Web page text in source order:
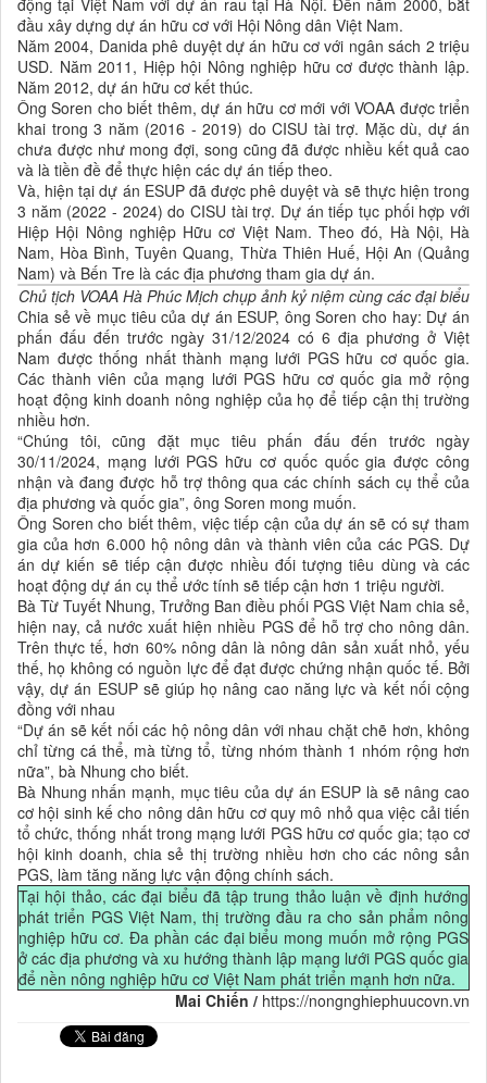
động tại Việt Nam với dự án rau tại Hà Nội. Đến năm 2000, bắt
đầu xây dựng dự án hữu cơ với Hội Nông dân Việt Nam.
Năm 2004, Danida phê duyệt dự án hữu cơ với ngân sách 2 triệu
USD. Năm 2011, Hiệp hội Nông nghiệp hữu cơ được thành lập.
Năm 2012, dự án hữu cơ kết thúc.
Ông Soren cho biết thêm, dự án hữu cơ mới với VOAA được triển
khai trong 3 năm (2016 - 2019) do CISU tài trợ. Mặc dù, dự án
chưa được như mong đợi, song cũng đã được nhiều kết quả cao
và là tiền đề để thực hiện các dự án tiếp theo.
Và, hiện tại dự án ESUP đã được phê duyệt và sẽ thực hiện trong
3 năm (2022 - 2024) do CISU tài trợ. Dự án tiếp tục phối hợp với
Hiệp Hội Nông nghiệp Hữu cơ Việt Nam. Theo đó, Hà Nội, Hà
Nam, Hòa Bình, Tuyên Quang, Thừa Thiên Huế, Hội An (Quảng
Nam) và Bến Tre là các địa phương tham gia dự án.
Chủ tịch VOAA Hà Phúc Mịch chụp ảnh kỷ niệm cùng các đại biểu
Chia sẻ về mục tiêu của dự án ESUP, ông Soren cho hay: Dự án
phấn đấu đến trước ngày 31/12/2024 có 6 địa phương ở Việt
Nam được thống nhất thành mạng lưới PGS hữu cơ quốc gia.
Các thành viên của mạng lưới PGS hữu cơ quốc gia mở rộng
hoạt động kinh doanh nông nghiệp của họ để tiếp cận thị trường
nhiều hơn.
“Chúng tôi, cũng đặt mục tiêu phấn đấu đến trước ngày
30/11/2024, mạng lưới PGS hữu cơ quốc quốc gia được công
nhận và đang được hỗ trợ thông qua các chính sách cụ thể của
địa phương và quốc gia”, ông Soren mong muốn.
Ông Soren cho biết thêm, việc tiếp cận của dự án sẽ có sự tham
gia của hơn 6.000 hộ nông dân và thành viên của các PGS. Dự
án dự kiến sẽ tiếp cận được nhiều đối tượng tiêu dùng và các
hoạt động dự án cụ thể ước tính sẽ tiếp cận hơn 1 triệu người.
Bà Từ Tuyết Nhung, Trưởng Ban điều phối PGS Việt Nam chia sẻ,
hiện nay, cả nước xuất hiện nhiều PGS để hỗ trợ cho nông dân.
Trên thực tế, hơn 60% nông dân là nông dân sản xuất nhỏ, yếu
thế, họ không có nguồn lực để đạt được chứng nhận quốc tế. Bởi
vậy, dự án ESUP sẽ giúp họ nâng cao năng lực và kết nối cộng
đồng với nhau
“Dự án sẽ kết nối các hộ nông dân với nhau chặt chẽ hơn, không
chỉ từng cá thể, mà từng tổ, từng nhóm thành 1 nhóm rộng hơn
nữa”, bà Nhung cho biết.
Bà Nhung nhấn mạnh, mục tiêu của dự án ESUP là sẽ nâng cao
cơ hội sinh kế cho nông dân hữu cơ quy mô nhỏ qua việc cải tiến
tổ chức, thống nhất trong mạng lưới PGS hữu cơ quốc gia; tạo cơ
hội kinh doanh, chia sẻ thị trường nhiều hơn cho các nông sản
PGS, làm tăng năng lực vận động chính sách.
Tại hội thảo, các đại biểu đã tập trung thảo luận về định hướng
phát triển PGS Việt Nam, thị trường đầu ra cho sản phẩm nông
nghiệp hữu cơ. Đa phần các đại biểu mong muốn mở rộng PGS
ở các địa phương và xu hướng thành lập mạng lưới PGS quốc gia
để nền nông nghiệp hữu cơ Việt Nam phát triển mạnh hơn nữa.
Mai Chiến / https://nongnghiephuucovn.vn